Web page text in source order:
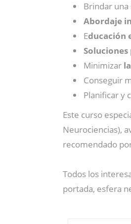
Brindar una
Abordaje
Educación
Minimizar
Conseguir
Planificar y
Este curso
Neurociencias),
recomendado
Todos los
portada, esfera